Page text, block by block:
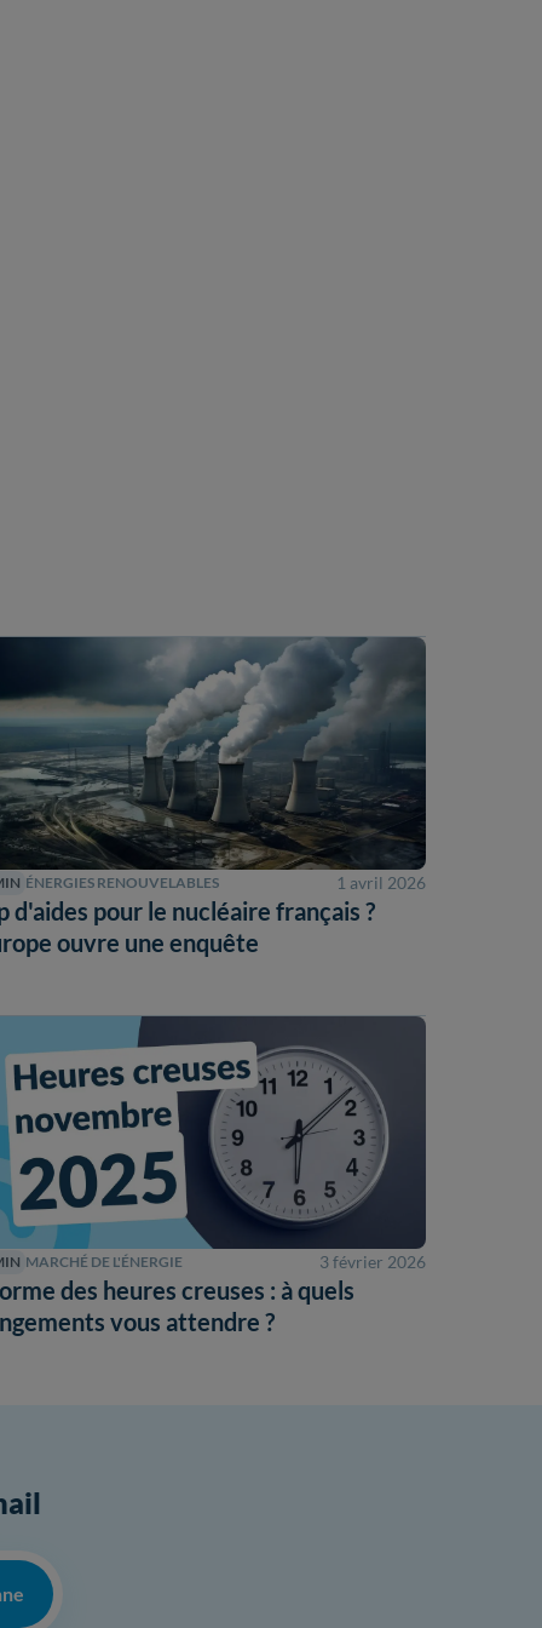
ÉNERGIES RENOUVELABLES 1 avril 2026
d'aides pour le nucléaire français ?
ouvre une enquête
MARCHÉ DE L'ÉNERGIE 3 février 2026
des heures creuses : à quels
vous attendre ?